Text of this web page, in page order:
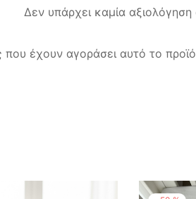
Δεν υπάρχει καμία
έχουν αγοράσει αυτό το